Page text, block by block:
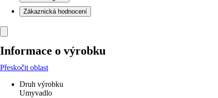
Zákaznická hodnocení
Informace o výrobku
Přeskočit oblast
Druh výrobku
Umyvadlo